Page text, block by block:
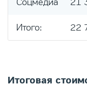
Итого: 22
Итоговая